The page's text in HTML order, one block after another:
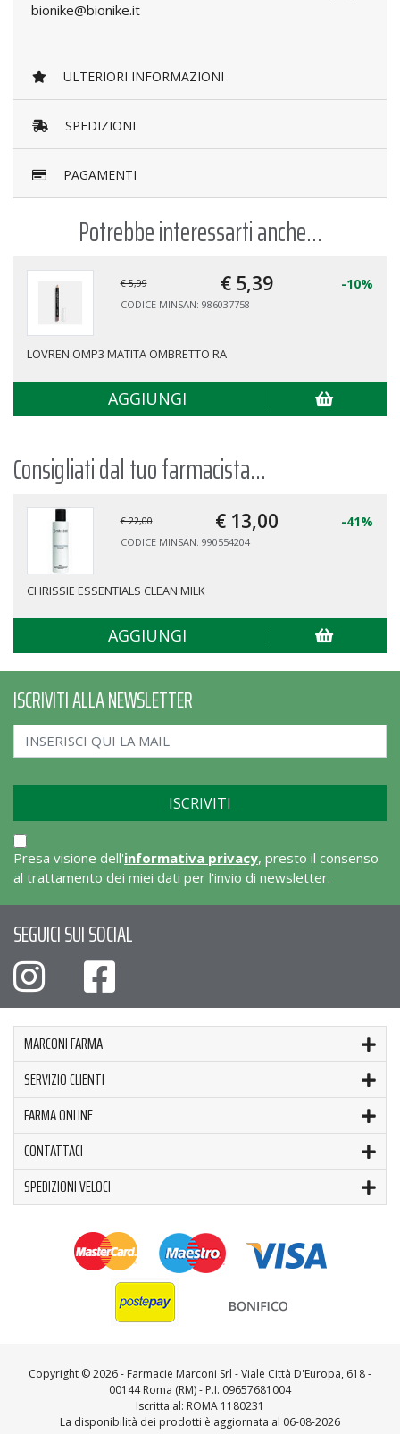
bionike@bionike.it
ULTERIORI INFORMAZIONI
SPEDIZIONI
PAGAMENTI
Potrebbe interessarti anche...
€ 5,99 € 5,39 -10%
CODICE MINSAN: 986037758
LOVREN OMP3 MATITA OMBRETTO RA
AGGIUNGI
Consigliati dal tuo farmacista...
€ 22,00 € 13,00 -41%
CODICE MINSAN: 990554204
CHRISSIE ESSENTIALS CLEAN MILK
AGGIUNGI
ISCRIVITI ALLA NEWSLETTER
Presa visione dell'informativa privacy, presto il consenso
al trattamento dei miei dati per l'invio di newsletter.
SEGUICI SUI SOCIAL
MARCONI FARMA
SERVIZIO CLIENTI
FARMA ONLINE
CONTATTACI
SPEDIZIONI VELOCI
Copyright ©2026 - Farmacie Marconi Srl - Viale Città D'Europa, 618 -
00144 Roma (RM) - P.I. 09657681004
Iscritta al: ROMA 1180231
La disponibilità dei prodotti è aggiornata al 06-08-2026